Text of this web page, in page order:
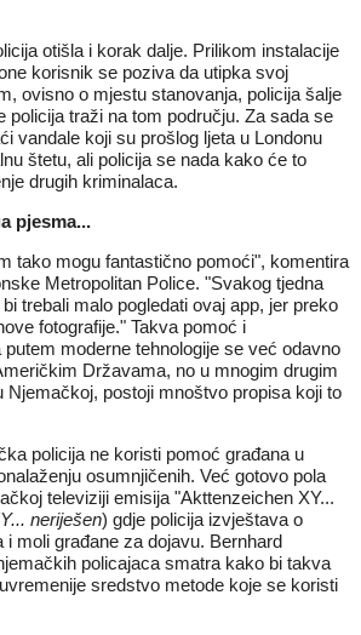
otišla i korak dalje. Prilikom instalacije
korisnik se poziva da utipka svoj
ovisno o mjestu stanovanja, policija šalje
policija traži na tom području. Za sada se
vandale koji su prošlog ljeta u Londonu
štetu, ali policija se nada kako će to
drugih kriminalaca.
pjesma...
tako mogu fantastično pomoći", komentira
Metropolitan Police. "Svakog tjedna
trebali malo pogledati ovaj app, jer preko
fotografije." Takva pomoć i
moderne tehnologije se već odavno
Državama, no u mnogim drugim
Njemačkoj, postoji mnoštvo propisa koji to
policija ne koristi pomoć građana u
osumnjičenih. Već gotovo pola
televiziji emisija "Akttenzeichen XY...
neriješen) gdje policija izvještava o
moli građane za dojavu. Bernhard
policajaca smatra kako bi takva
sredstvo metode koje se koristi